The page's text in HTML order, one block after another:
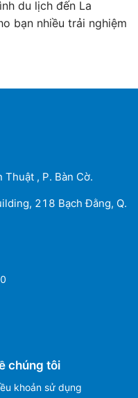
du lịch đến La
bạn nhiều trải nghiệm
, P. Bàn Cờ.
218 Bạch Đằng, Q.
chúng tôi
khoản sử dụng